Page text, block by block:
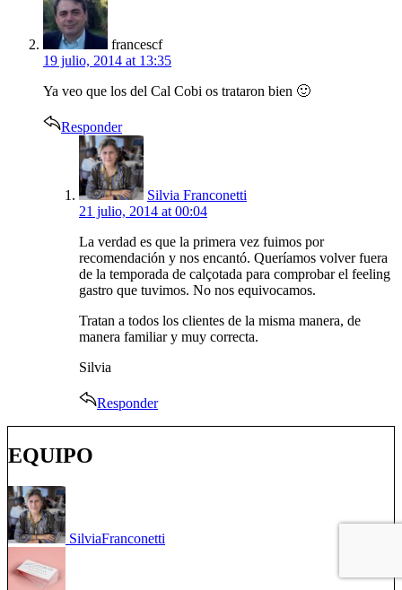
francescf
19 julio, 2014 at 13:35
Ya veo que los del Cal Cobi os trataron bien 🙂
Responder
says:
Silvia Franconetti
21 julio, 2014 at 00:04
La verdad es que la primera vez fuimos por
recomendación y nos encantó. Queríamos volver fuera
de la temporada de calçotada para comprobar el feeling
gastro que tuvimos. No nos equivocamos.
Tratan a todos los clientes de la misma manera, de
manera familiar y muy correcta.
Silvia
Responder
EQUIPO
SilviaFranconetti